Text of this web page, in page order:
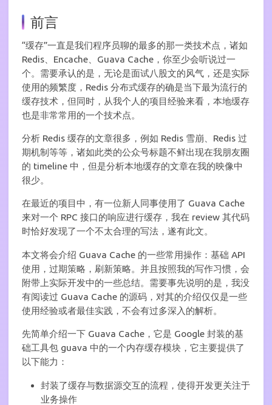
前言
“缓存”一直是我们程序员聊的最多的那一类技术点，诸如
Redis、Encache、Guava Cache，你至少会听说过一
个。需要承认的是，无论是面试八股文的风气，还是实际
使用的频繁度，Redis 分布式缓存的确是当下最为流行的
缓存技术，但同时，从我个人的项目经验来看，本地缓存
也是非常常用的一个技术点。
分析 Redis 缓存的文章很多，例如 Redis 雪崩、Redis 过
期机制等等，诸如此类的公众号标题不鲜出现在我朋友圈
的 timeline 中，但是分析本地缓存的文章在我的映像中
很少。
在最近的项目中，有一位新人同事使用了 Guava Cache
来对一个 RPC 接口的响应进行缓存，我在 review 其代码
时恰好发现了一个不太合理的写法，遂有此文。
本文将会介绍 Guava Cache 的一些常用操作：基础 API
使用，过期策略，刷新策略。并且按照我的写作习惯，会
附带上实际开发中的一些总结。需要事先说明的是，我没
有阅读过 Guava Cache 的源码，对其的介绍仅仅是一些
使用经验或者最佳实践，不会有过多深入的解析。
先简单介绍一下 Guava Cache，它是 Google 封装的基
础工具包 guava 中的一个内存缓存模块，它主要提供了
以下能力：
封装了缓存与数据源交互的流程，使得开发更关注于
业务操作